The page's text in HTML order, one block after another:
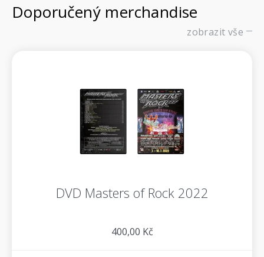
Doporučený merchandise
zobrazit vše
DVD Masters of Rock 2022
400,00 Kč